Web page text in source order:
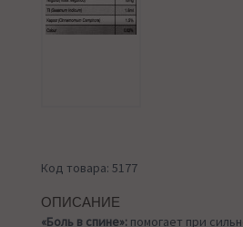
Код товара: 5177
ОПИСАНИЕ
«Боль в спине»: помогает при